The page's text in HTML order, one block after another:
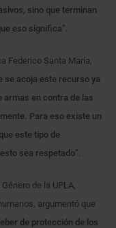
sino que terminan
eso significa”.
Federico Santa María,
se acoja este recurso ya
armas en contra de las
Para eso existe un
este tipo de
sea respetado”.
de la UPLA,
argumentó que
de protección de los